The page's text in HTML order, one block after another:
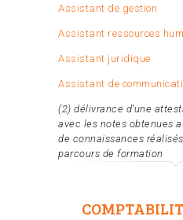
Assistant de gestion
Assistant ressources
Assistant juridique
Assistant de
(2) délivrance d’une
avec les notes obtenues
de connaissances
parcours de formation